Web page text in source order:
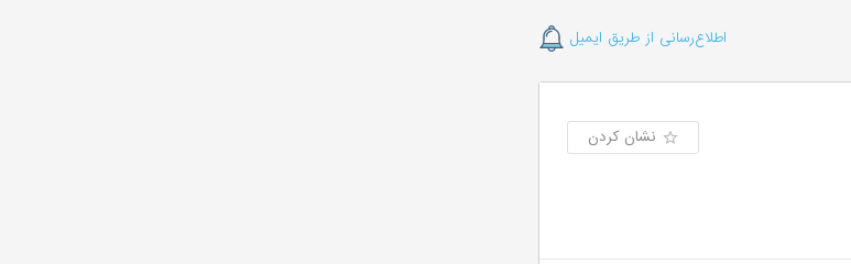
اطلاع‌رسانی از طریق ایمیل
نشان کردن